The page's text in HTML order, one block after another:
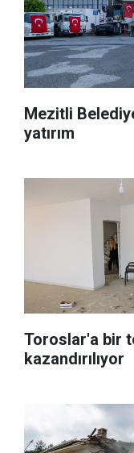
Mezitli
yatırım
Toroslar'a bir
kazandırılıyor